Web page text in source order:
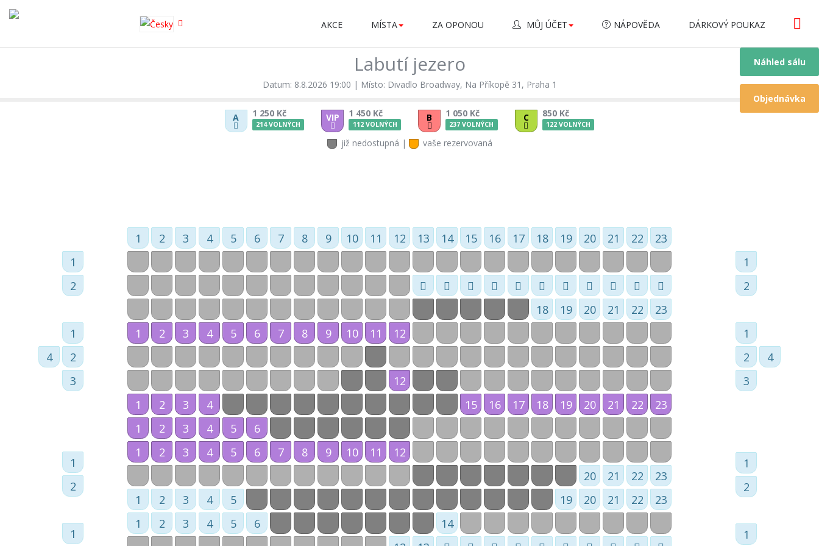
AKCE MÍSTA ZA OPONOU MŮJ ÚČET NÁPOVĚDA DÁRKOVÝ POUKAZ
Objednávka
Labutí jezero
Datum: 8.8.2026 19:00 | Místo: Divadlo Broadway, Na Příkopě 31, Praha 1
Náhled sálu
A 1 250 Kč
214 VOLNÝCH
VIP 1 450 Kč
112 VOLNÝCH
B 1 050 Kč
237 VOLNÝCH
C 850 Kč
122 VOLNÝCH
již nedostupná | vaše rezervovaná
2
1 3 4 5 6 7 8 9 10 11 12 13 14 15 16 17 18 19 20 21 22 23
18 19 20 21 22 23
20 21 22
23
1
2 3 4 5 19 20 21 22
23
1
2 3 4 5 6
14
1 2 3 4 5 6 7 8 9 10 11 12
12
1
2 3 4 15 16 17 18 19 20 21 22
23
1
2 3 4 5
6
1
2 3 4 5 6 7 8 9 10 11 12
1
2
1
2
3
4
1
2
1
1
2
1
2
3
4
1
2
1